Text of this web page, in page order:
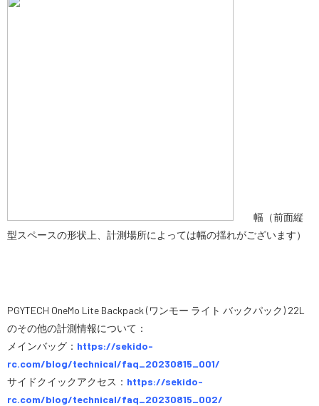
幅（前面縦
型スペースの形状上、計測場所によっては幅の揺れがございます）
PGYTECH OneMo Lite Backpack (ワンモー ライト バックパック) 22L
のその他の計測情報について：
メインバッグ： https://sekido-
rc.com/blog/technical/faq_20230815_001/
サイドクイックアクセス： https://sekido-
rc.com/blog/technical/faq_20230815_002/